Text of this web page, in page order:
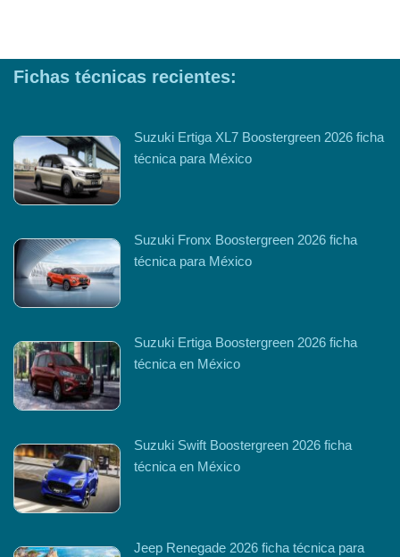
Fichas técnicas recientes:
Suzuki Ertiga XL7 Boostergreen 2026 ficha
técnica para México
Suzuki Fronx Boostergreen 2026 ficha
técnica para México
Suzuki Ertiga Boostergreen 2026 ficha
técnica en México
Suzuki Swift Boostergreen 2026 ficha
técnica en México
Jeep Renegade 2026 ficha técnica para